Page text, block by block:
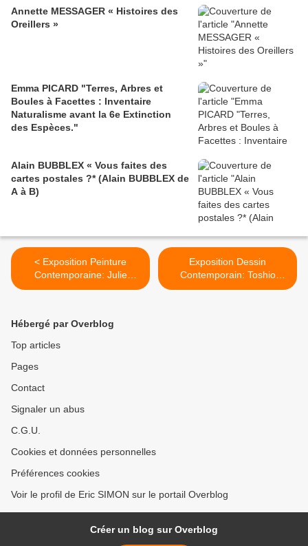
Annette MESSAGER « Histoires des
Oreillers »
Emma PICARD "Terres, Arbres et
Boules à Facettes : Inventaire
Naturalisme avant la 6e Extinction
des Espèces."
Alain BUBBLEX « Vous faites des
cartes postales ?* (Alain BUBBLEX de
A à B)
< Exposition Peinture
Contemporaine: Julie
SUSSET »De tout, il resta
Exposition Dessin
Contemporain: Toshio
SAEKI >
Hébergé par Overblog
Top articles
Pages
Contact
Signaler un abus
C.G.U.
Cookies et données personnelles
Préférences cookies
Voir le profil de Eric SIMON sur le portail Overblog
Créer un blog sur Overblog